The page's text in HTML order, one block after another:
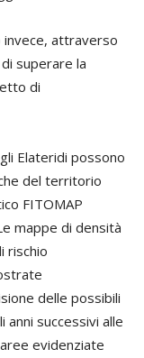
invece, attraverso
superare la
di
Elateridi possono
del territorio
FITOMAP
mappe di densità
rischio
delle possibili
anni successivi alle
evidenziate